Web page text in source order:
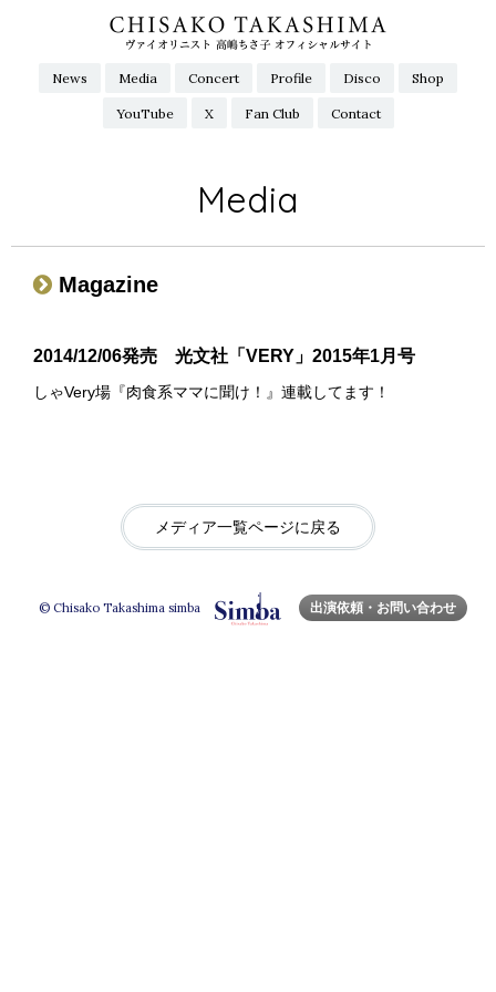
News Media Concert Profile Disco Shop
YouTube X Fan Club Contact
Media
Magazine
2014/12/06発売 光文社「VERY」2015年1月号
しゃVery場『肉食系ママに聞け！』連載してます！
メディア一覧ページに戻る
© Chisako Takashima simba 出演依頼・お問い合わせ